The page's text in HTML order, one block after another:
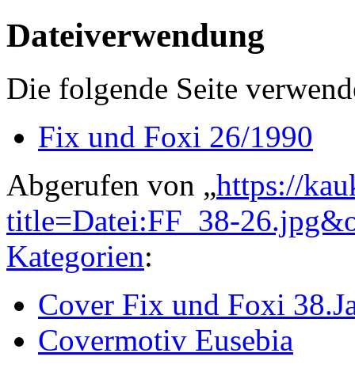
Dateiverwendung
Die folgende Seite
Fix und Foxi 26/1990
Abgerufen von „https://
title=Datei:FF_38-
Kategorien:
Cover Fix und Foxi
Covermotiv Eusebia